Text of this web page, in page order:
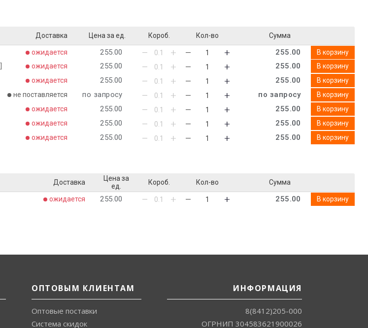
Доставка Цена за ед. Короб. Кол-во Сумма
ожидается 255.00 255.00
В корзину
ожидается 255.00 255.00
В корзину
ожидается 255.00 255.00
В корзину
не поставляется по запросу по запросу
В корзину
ожидается 255.00 255.00
В корзину
ожидается 255.00 255.00
В корзину
ожидается 255.00 255.00 В корзину
Доставка
Цена за
ед.
Короб. Кол-во Сумма
ожидается 255.00 255.00 В корзину
ОПТОВЫМ КЛИЕНТАМ
Оптовые поставки
Система скидок
ИНФОРМАЦИЯ
8(8412)205-000
ОГРНИП 304583621900026